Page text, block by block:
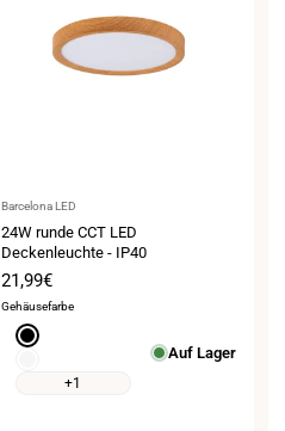
Anbieter:
Barcelona LED
24W runde CCT LED
Deckenleuchte - IP40
Verkaufspreis
21,99€
Gehäusefarbe
Schwarz
+1
Auf Lager